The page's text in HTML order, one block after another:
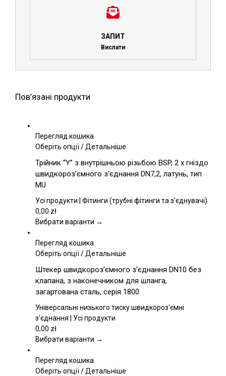
ЗАПИТ
Вислати
Пов’язані продукти
Перегляд кошика
Оберіть опціїЦей
має
кілька
Параметри
вибрати
сторінці
товару
/Детальніше
Трійник “Y” з внутрішньою різьбою BSP, 2 x гніздо
швидкороз’ємного з’єднання DN7,2, латунь, тип
MU
Усі продукти | Фітинги (трубні фітинги та з'єднувачі)
0,00 zł
Вибрати варіанти →
Перегляд кошика
Оберіть опціїЦей
має
кілька
варіантів.
Параметри
можна
на
товару
/Детальніше
Штекер швидкороз’ємного з’єднання DN10 без
клапана, з наконечником для шланга,
загартована сталь, серія 1800
Універсальні низького тиску швидкороз'ємні
з'єднання | Усі продукти
0,00 zł
Вибрати варіанти →
Перегляд кошика
Оберіть опціїЦей
/Детальніше